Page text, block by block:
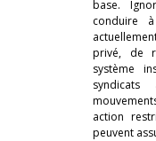
base.
conduire
privé, de
système
action
peuvent